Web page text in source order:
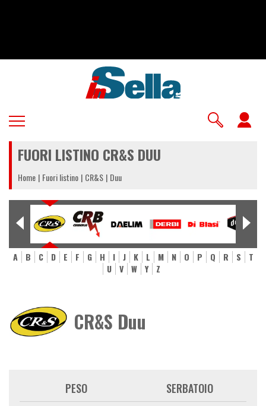
FUORI LISTINO CR&S DUU
Home Fuori listino CR&S Duu
A B C D E F G H I J K L M N O P Q R S
T
U
V W Y Z
CR&S Duu
PESO SERBATOIO